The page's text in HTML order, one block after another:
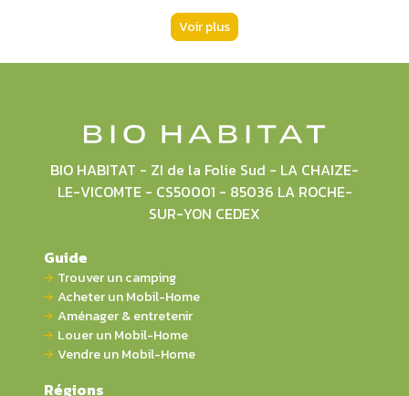
Voir plus
BIO HABITAT - ZI de la Folie Sud - LA CHAIZE-
LE-VICOMTE - CS50001 - 85036 LA ROCHE-
SUR-YON CEDEX
Guide
Trouver un camping
Acheter un Mobil-Home
Aménager & entretenir
Louer un Mobil-Home
Vendre un Mobil-Home
Régions